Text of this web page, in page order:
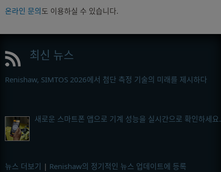
온라인 문의 도 이용하실 수 있습니다.
최신 뉴스
Renishaw, SIMTOS 2026에서 첨단 측정 기술의 미래를 제시하다
새로운 스마트폰 앱으로 기계 성능을 실시간으로 확인하세요.
뉴스 더보기 | Renishaw의 정기적인 뉴스 업데이트에 등록